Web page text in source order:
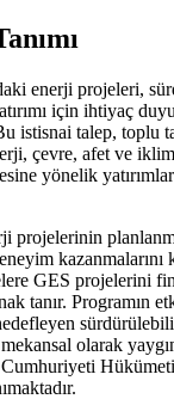
enerji projeleri,
için ihtiyaç
istisnai talep, toplu
çevre, afet ve
yönelik
projelerinin
kazanmalarını
GES projelerini
tanır. Programın
olarak